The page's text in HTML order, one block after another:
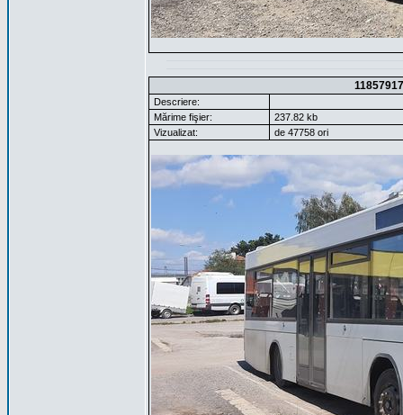
Descriere:
Mărime fişier:
237.82 kb
Vizualizat:
de 47758 ori